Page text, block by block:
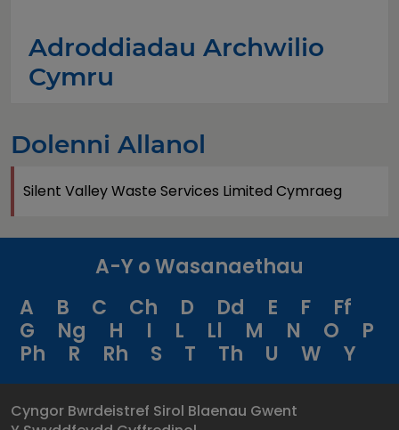
Adroddiadau Archwilio
Cymru
Dolenni Allanol
Silent Valley Waste Services Limited Cymraeg
A-Y o Wasanaethau
A
B C Ch D Dd E F
Ff
G
Ng H I L Ll M N O
P
Ph
R Rh S T Th U W Y
Cyngor Bwrdeistref Sirol Blaenau Gwent